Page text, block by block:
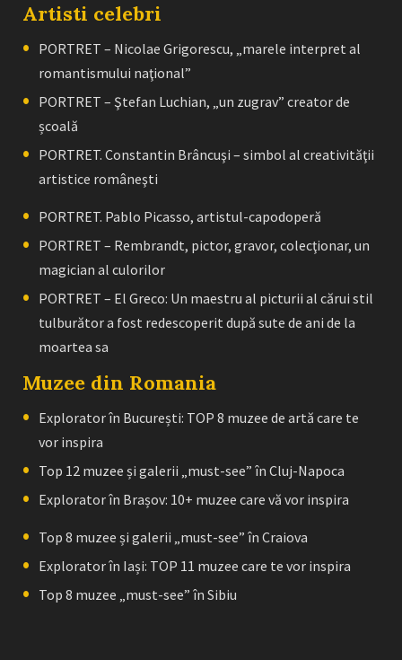
Artisti celebri
PORTRET – Nicolae Grigorescu, „marele interpret al
romantismului naţional”
PORTRET – Ştefan Luchian, „un zugrav” creator de
școală
PORTRET. Constantin Brâncuşi – simbol al creativităţii
artistice româneşti
PORTRET. Pablo Picasso, artistul-capodoperă
PORTRET – Rembrandt, pictor, gravor, colecţionar, un
magician al culorilor
PORTRET – El Greco: Un maestru al picturii al cărui stil
tulburător a fost redescoperit după sute de ani de la
moartea sa
Muzee din Romania
Explorator în București: TOP 8 muzee de artă care te
vor inspira
Top 12 muzee și galerii „must-see” în Cluj-Napoca
Explorator în Brașov: 10+ muzee care vă vor inspira
Top 8 muzee și galerii „must-see” în Craiova
Explorator în Iași: TOP 11 muzee care te vor inspira
Top 8 muzee „must-see” în Sibiu